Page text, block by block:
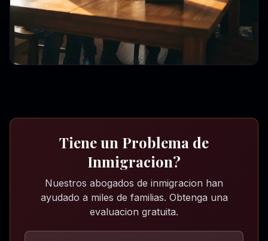
Tiene un Problema de
Inmigracion?
Nuestros abogados de inmigracion han
ayudado a miles de familias. Obtenga una
evaluacion gratuita.